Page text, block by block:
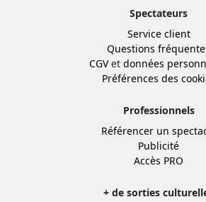
Spectateurs
Service client
Questions
CGVet données
Préférences des
Professionnels
Référencer un
Publicité
Accès PRO
+ de sorties